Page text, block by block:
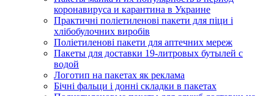
коронавируса и карантина в Украине
Практичні поліетиленові пакети для піци і
хлібобулочних виробів
Поліетиленові пакети для аптечних мереж
Пакеты для доставки 19-литровых бутылей с
водой
Логотип на пакетах як реклама
Бічні фальци і донні складки в пакетах